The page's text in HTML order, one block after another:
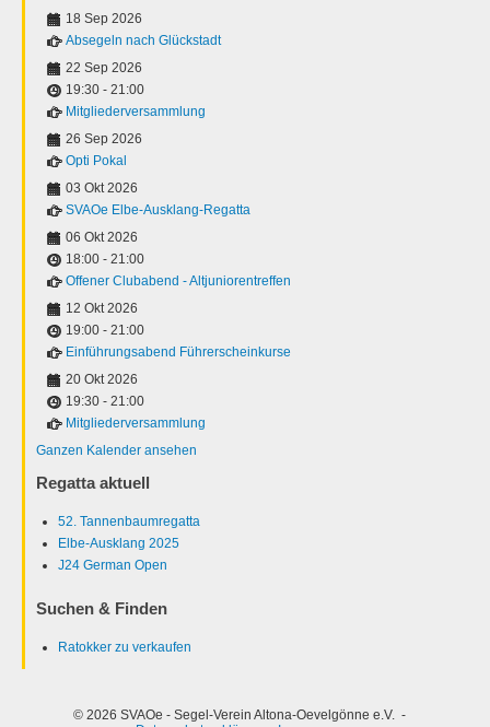
18 Sep 2026
Absegeln nach Glückstadt
22 Sep 2026
19:30 - 21:00
Mitgliederversammlung
26 Sep 2026
Opti Pokal
03 Okt 2026
SVAOe Elbe-Ausklang-Regatta
06 Okt 2026
18:00 - 21:00
Offener Clubabend - Altjuniorentreffen
12 Okt 2026
19:00 - 21:00
Einführungsabend Führerscheinkurse
20 Okt 2026
19:30 - 21:00
Mitgliederversammlung
Ganzen Kalender ansehen
Regatta aktuell
52. Tannenbaumregatta
Elbe-Ausklang 2025
J24 German Open
Suchen & Finden
Ratokker zu verkaufen
© 2026 SVAOe - Segel-Verein Altona-Oevelgönne e.V. -